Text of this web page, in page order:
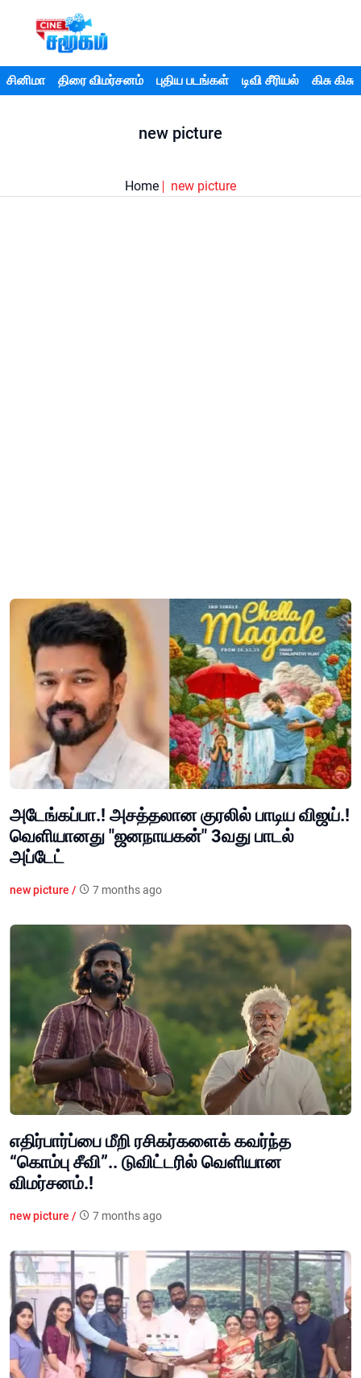
சினிமா திரை விமர்சனம் புதிய படங்கள் டிவி சீரியல் கிசு கிசு
new picture
Home new picture
அடேங்கப்பா.! அசத்தலான குரலில் பாடிய விஜய்.!
வெளியானது "ஜனநாயகன்" 3வது பாடல்
அப்டேட்
new picture / 7 months ago
எதிர்பார்ப்பை மீறி ரசிகர்களைக் கவர்ந்த
“கொம்பு சீவி”.. டுவிட்டரில் வெளியான
விமர்சனம்.!
new picture / 7 months ago